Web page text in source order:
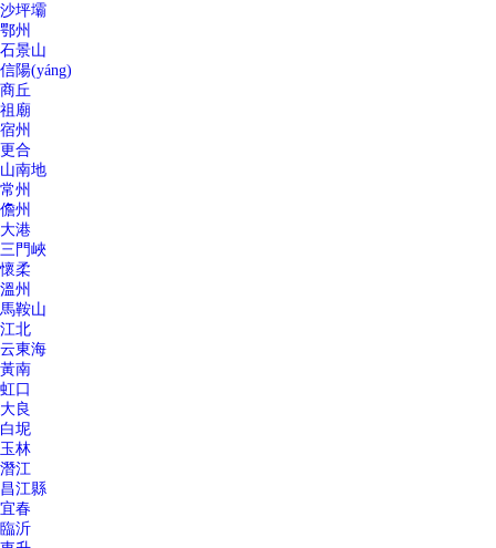
沙坪壩
鄂州
石景山
信陽(yáng)
商丘
祖廟
宿州
更合
山南地
常州
儋州
大港
三門峽
懷柔
溫州
馬鞍山
江北
云東海
黃南
虹口
大良
白坭
玉林
潛江
昌江縣
宜春
臨沂